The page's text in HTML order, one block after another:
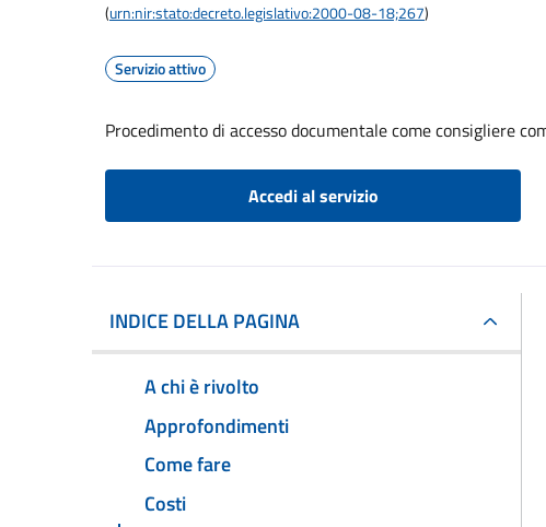
(urn:nir:stato:decreto.legislativo:2000-08-18;267)
Servizio attivo
Procedimento di accesso documentale come consigliere
Accedi al servizio
INDICE DELLA PAGINA
A chi è rivolto
Approfondimenti
Come fare
Costi